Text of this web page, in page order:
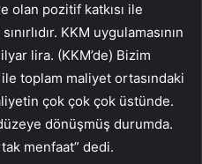
olan pozitif katkısı ile
KKM uygulamasının
lira. (KKM’de) Bizim
ile toplam maliyet ortasındaki
çok çok çok üstünde.
dönüşmüş durumda.
menfaat” dedi.